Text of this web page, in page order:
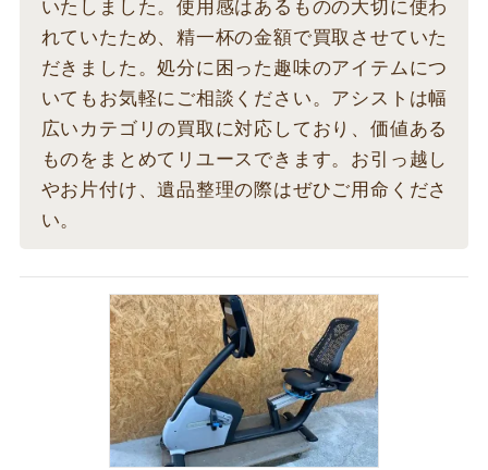
いたしました。使用感はあるものの大切に使わ
れていたため、精一杯の金額で買取させていた
だきました。処分に困った趣味のアイテムにつ
いてもお気軽にご相談ください。アシストは幅
広いカテゴリの買取に対応しており、価値ある
ものをまとめてリユースできます。お引っ越し
やお片付け、遺品整理の際はぜひご用命くださ
い。